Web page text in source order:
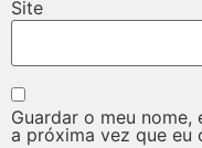
Site
Guardar o meu
a próxima vez que eu